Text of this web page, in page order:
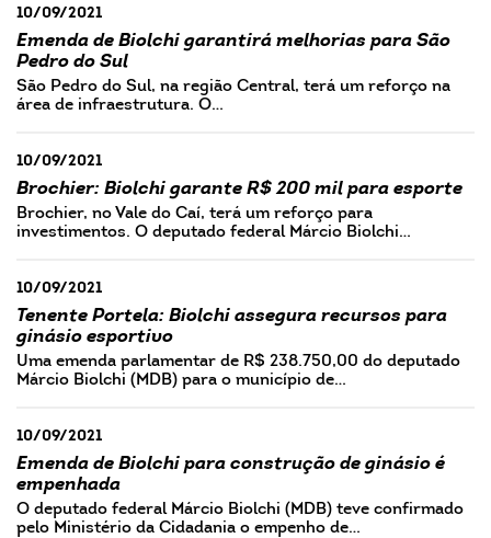
10/09/2021
Emenda de Biolchi garantirá melhorias para São
Pedro do Sul
São Pedro do Sul, na região Central, terá um reforço na
área de infraestrutura. O…
10/09/2021
Brochier: Biolchi garante R$ 200 mil para esporte
Brochier, no Vale do Caí, terá um reforço para
investimentos. O deputado federal Márcio Biolchi…
10/09/2021
Tenente Portela: Biolchi assegura recursos para
ginásio esportivo
Uma emenda parlamentar de R$ 238.750,00 do deputado
Márcio Biolchi (MDB) para o município de…
10/09/2021
Emenda de Biolchi para construção de ginásio é
empenhada
O deputado federal Márcio Biolchi (MDB) teve confirmado
pelo Ministério da Cidadania o empenho de…